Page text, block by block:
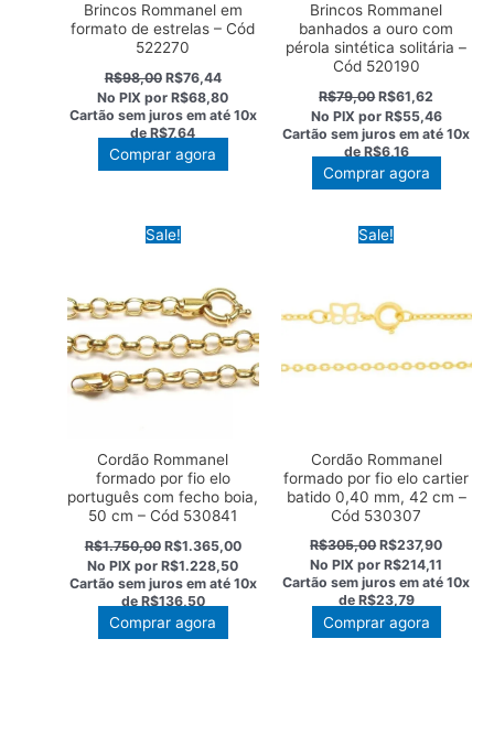
Brincos Rommanel em
formato de estrelas – Cód
522270
R$98,00 O
preço
original
era:
R$98,00.
R$76,44O
preço
atual
é:
R$76,44.
No PIX porR$68,80
Cartão sem juros em até 10x
de R$7,64
Comprar agora
Brincos Rommanel
banhados a ouro com
pérola sintética solitária –
Cód 520190
R$79,00O
preço
original
era:
R$79,00.
R$61,62
preço
atual
é:
R$61,62.
No PIX por R$55,46
Cartão sem juros em até10x
deR$6,16
Comprar agora
Sale!
Cordão Rommanel
formado por fio elo
português com fecho boia,
50 cm – Cód 530841
R$1.750,00 O
preço
original
era:
R$1.750,00.
R$1.365,00O
atual
é:
R$1.365,00.
No PIX porR$1.228,50
Cartão sem juros em até 10x
deR$136,50
Comprar agora
Sale!
Cordão Rommanel
formado por fio elo cartier
batido 0,40 mm, 42 cm –
Cód 530307
R$305,00O
preço
original
era:
R$305,00.
R$237,90O
atual
é:
No PIX porR$214,11
Cartão sem juros em até10x
deR$23,79
Comprar agora